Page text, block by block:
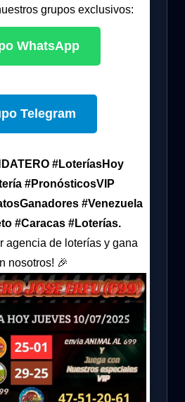
grupos exclusivos:
WhatsApp
Telegram
#LoteríasHoy
#PronósticosVIP
#Venezuela
#Caracas #Loterías.
agencia de loterías y gana
nosotros! 🎉